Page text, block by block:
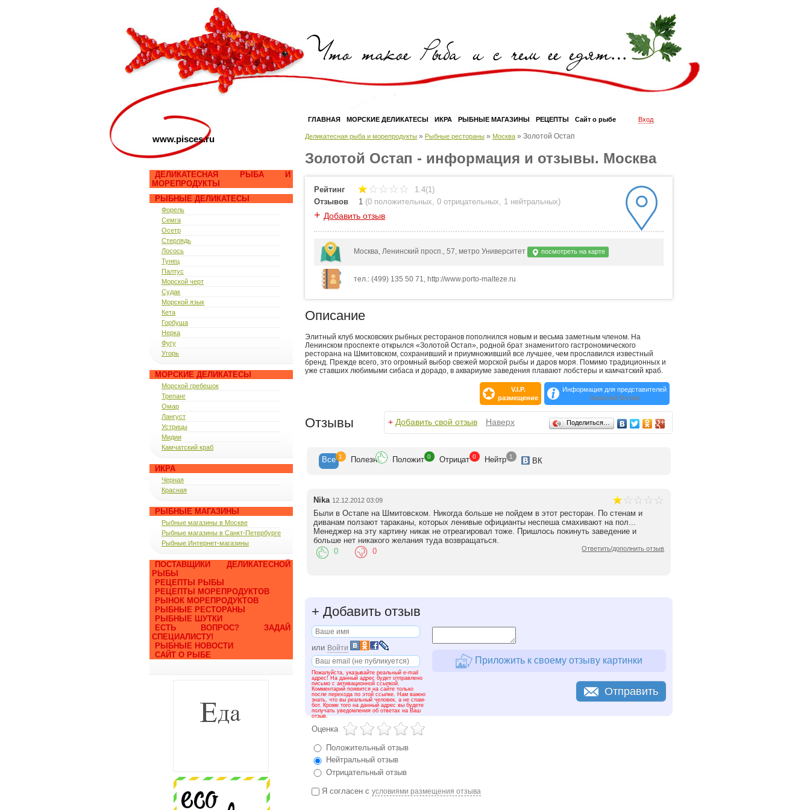
www.pisces.ru
ДЕЛИКАТЕСНАЯ РЫБА И
МОРЕПРОДУКТЫ
РЫБНЫЕ ДЕЛИКАТЕСЫ
Форель
Семга
Осетр
Стерлядь
Лосось
Тунец
Палтус
Морской черт
Судак
Морской язык
Кета
Горбуша
Нерка
Фугу
Угорь
МОРСКИЕ ДЕЛИКАТЕСЫ
Морской гребешок
Трепанг
Омар
Лангуст
Устрицы
Мидии
Камчатский краб
ИКРА
Черная
Красная
РЫБНЫЕ МАГАЗИНЫ
Рыбные магазины в Москве
Рыбные магазины в Санкт-Петербурге
Рыбные Интернет-магазины
ПОСТАВЩИКИ ДЕЛИКАТЕСНОЙ
РЫБЫ
РЕЦЕПТЫ РЫБЫ
РЕЦЕПТЫ МОРЕПРОДУКТОВ
РЫНОК МОРЕПРОДУКТОВ
РЫБНЫЕ РЕСТОРАНЫ
РЫБНЫЕ ШУТКИ
ЕСТЬ ВОПРОС? ЗАДАЙ
СПЕЦИАЛИСТУ!
РЫБНЫЕ НОВОСТИ
САЙТ О РЫБЕ
ГЛАВНАЯ МОРСКИЕ ДЕЛИКАТЕСЫ ИКРА РЫБНЫЕ МАГАЗИНЫ РЕЦЕПТЫ Сайт о рыбе
Деликатесная рыба и морепродукты » Рыбные рестораны » Москва » Золотой Остап
Вход
Золотой Остап - информация и отзывы. Москва
Рейтинг
1.4(1)
Отзывов
1 (0 положительных, 0 отрицательных, 1 нейтральных)
+ Добавить отзыв
Москва, Ленинский просп., 57, метро Университет посмотреть на карте
тел.: (499) 135 50 71, http://www.porto-malteze.ru
Описание
Элитный клуб московских рыбных ресторанов пополнился новым и весьма заметным членом. На
Ленинском проспекте открылся «Золотой Остап», родной брат знаменитого гастрономического
ресторана на Шмитовском, сохранивший и приумноживший все лучшее, чем прославился известный
бренд. Прежде всего, это огромный выбор свежей морской рыбы и даров моря. Помимо традиционных и
уже ставших любимыми сибаса и дорадо, в аквариуме заведения плавают лобстеры и камчатский краб.
V.I.P.
размещение
Информация для представителей
Золотой Остап
Отзывы + Добавить свой отзыв Наверх Поделиться…
Все 1 Полезн Положит 0 Отрицат 0 Нейтр 1 ВК
Nika 12.12.2012 03:09
Были в Остапе на Шмитовском. Никогда больше не пойдем в этот ресторан. По стенам и
диванам ползают тараканы, которых ленивые официанты неспеша смахивают на пол...
Менеджер на эту картину никак не отреагировал тоже. Пришлось покинуть заведение и
больше нет никакого желания туда возвращаться.
Ответить/дополнить отзыв
0 0
+ Добавить отзыв
или Войти
Пожалуйста, указывайте реальный e-mail
адрес! На данный адрес будет отправлено
письмо с активационной ссылкой.
Комментарий появится на сайте только
после перехода по этой ссылке. Нам важно
знать, что вы реальный человек, а не спам-
бот. Кроме того на данный адрес вы будете
получать уведомления об ответах на Ваш
отзыв.
Оценка
Положительный отзыв
Нейтральный отзыв
Отрицательный отзыв
Приложить к своему отзыву картинки
Я согласен с условиями размещения отзыва
Отправить